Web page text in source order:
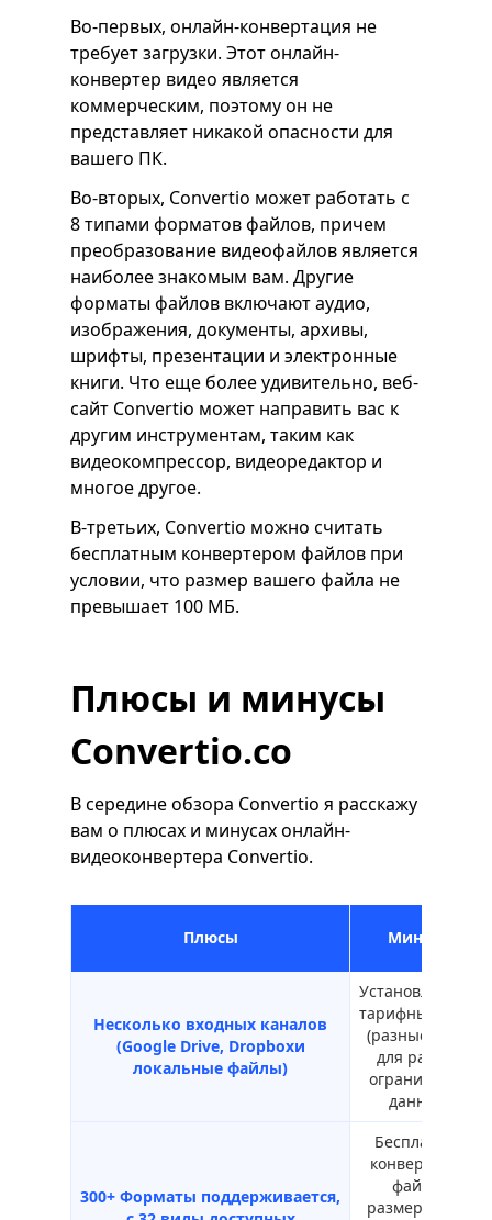
Во-первых, онлайн-конвертация не
требует загрузки. Этот онлайн-
конвертер видео является
коммерческим, поэтому он не
представляет никакой опасности для
вашего ПК.
Во-вторых, Convertio может работать с
8 типами форматов файлов, причем
преобразование видеофайлов является
наиболее знакомым вам. Другие
форматы файлов включают аудио,
изображения, документы, архивы,
шрифты, презентации и электронные
книги. Что еще более удивительно, веб-
сайт Convertio может направить вас к
другим инструментам, таким как
видеокомпрессор, видеоредактор и
многое другое.
В-третьих, Convertio можно считать
бесплатным конвертером файлов при
условии, что размер вашего файла не
превышает 100 МБ.
Плюсы и минусы
Convertio.co
В середине обзора Convertio я расскажу
вам о плюсах и минусах онлайн-
видеоконвертера Convertio.
Плюсы Минусы
Несколько входных каналов
(Google Drive, Dropboxи
локальные файлы)
Установленный
тарифный план
(разные цены
для разных
ограничений
данных)
300+ Форматы поддерживается,
Бесплатной
конвертации
файлов
размером 100